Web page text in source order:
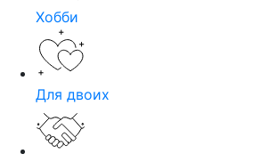
Хобби
Для двоих